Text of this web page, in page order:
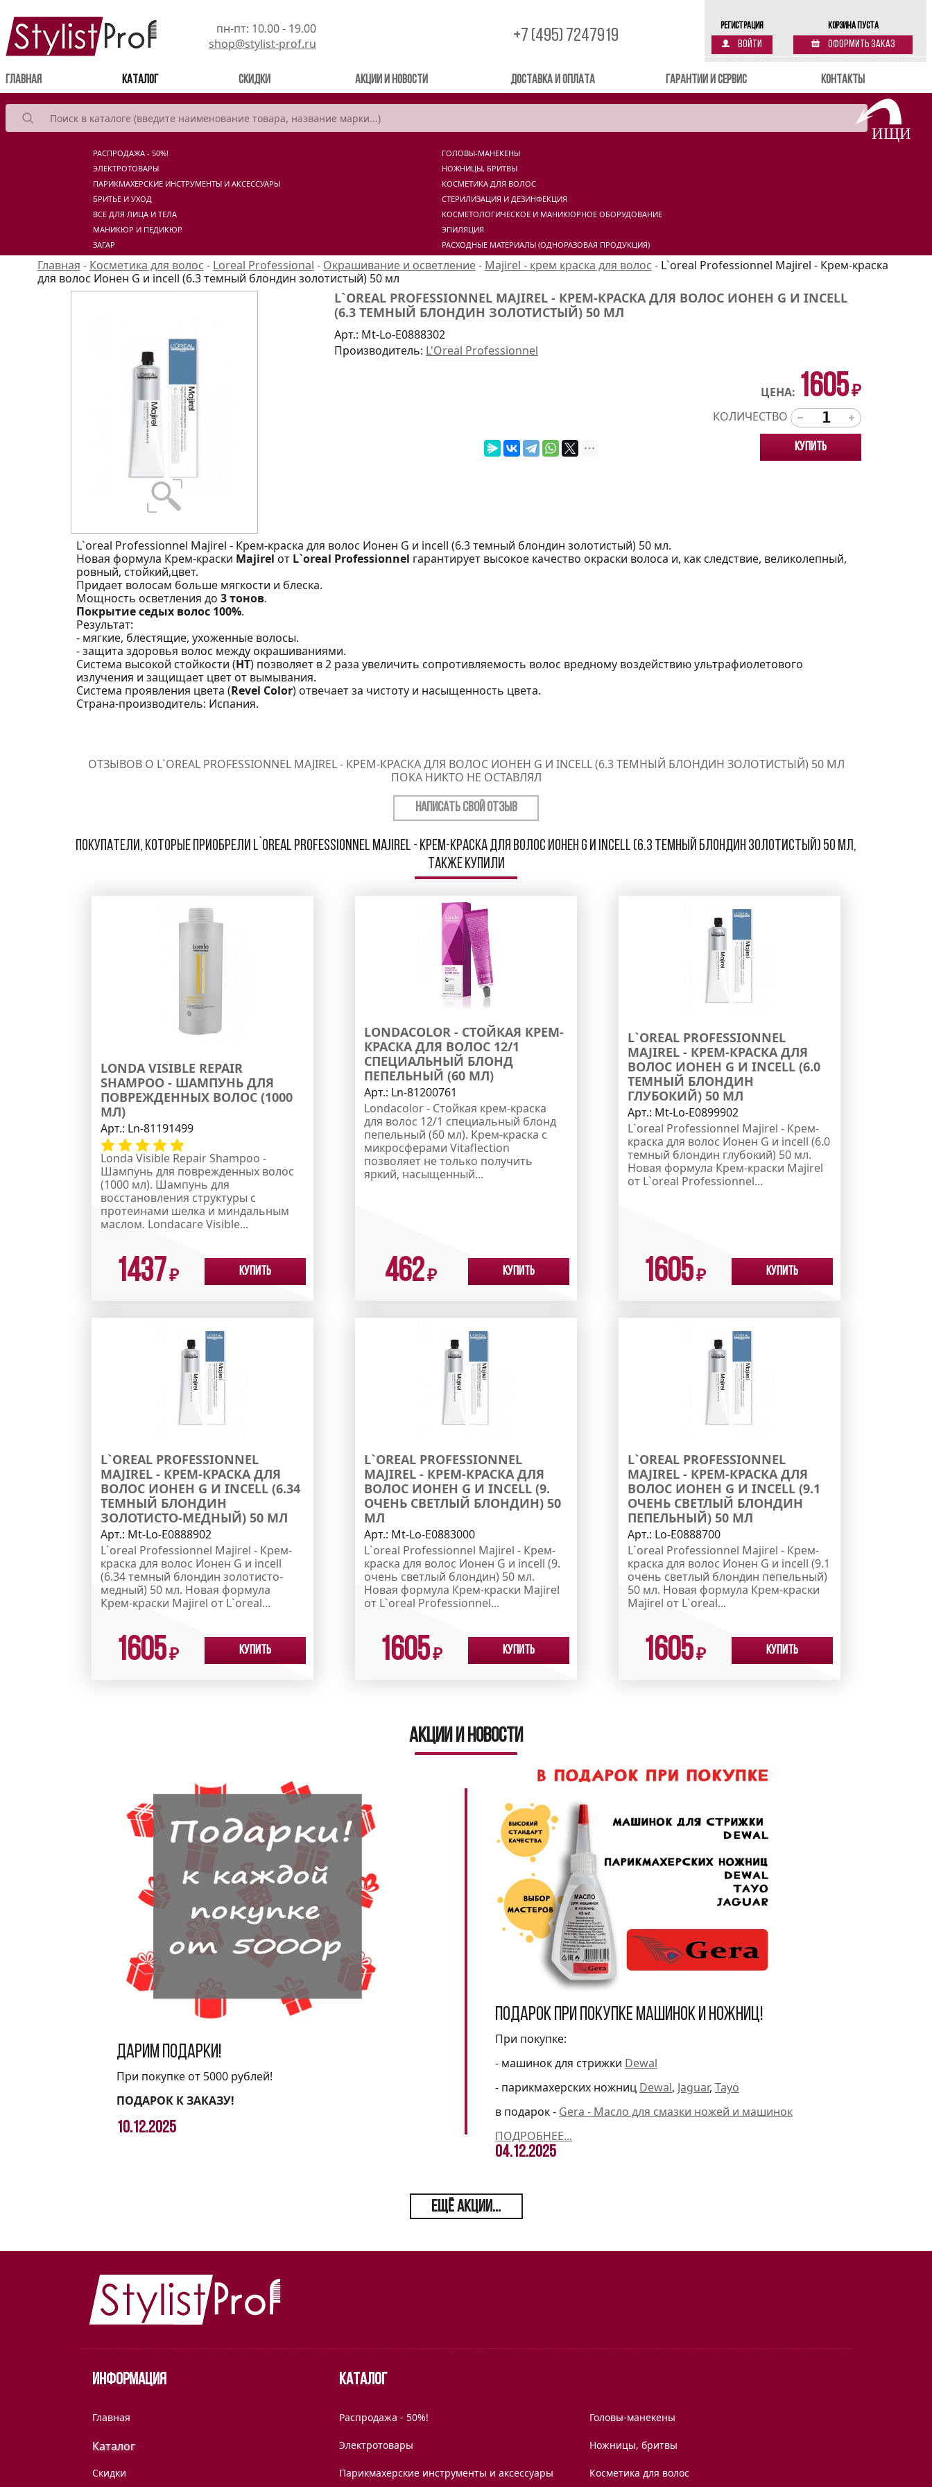
Регистрация
Войти
Корзина пуста
Оформить заказ
пн-пт: 10.00 - 19.00
shop@stylist-prof.ru
+7 (495) 7247919
Главная Каталог Скидки Акции и новости Доставка и оплата Гарантии и сервис Контакты
РАСПРОДАЖА - 50%!
ГОЛОВЫ-МАНЕКЕНЫ
ЭЛЕКТРОТОВАРЫ
НОЖНИЦЫ, БРИТВЫ
ПАРИКМАХЕРСКИЕ ИНСТРУМЕНТЫ И АКСЕССУАРЫ
КОСМЕТИКА ДЛЯ ВОЛОС
БРИТЬЕ И УХОД
СТЕРИЛИЗАЦИЯ И ДЕЗИНФЕКЦИЯ
ВСЕ ДЛЯ ЛИЦА И ТЕЛА
КОСМЕТОЛОГИЧЕСКОЕ И МАНИКЮРНОЕ ОБОРУДОВАНИЕ
МАНИКЮР И ПЕДИКЮР
ЭПИЛЯЦИЯ
ЗАГАР
РАСХОДНЫЕ МАТЕРИАЛЫ (ОДНОРАЗОВАЯ ПРОДУКЦИЯ)
Главная - Косметика для волос - Loreal Professional - Окрашивание и осветление- Majirel - крем краска для волос - L`oreal Professionnel Majirel - Крем-краска
для волос Ионен G и incell (6.3 темный блондин золотистый) 50 мл
L`OREAL PROFESSIONNEL MAJIREL - КРЕМ-КРАСКА ДЛЯ ВОЛОС ИОНЕН G И INCELL
(6.3 ТЕМНЫЙ БЛОНДИН ЗОЛОТИСТЫЙ) 50 МЛ
Арт.: Mt-Lo-E0888302
Производитель: L'Oreal Professionnel
ЦЕНА: 1605₽
КОЛИЧЕСТВО
Купить
L`oreal Professionnel Majirel - Крем-краска для волос Ионен G и incell (6.3 темный блондин золотистый) 50 мл.
Новая формула Крем-краски Majirel от L`oreal Professionnel гарантирует высокое качество окраски волоса и, как следствие, великолепный,
ровный, стойкий,цвет.
Придает волосам больше мягкости и блеска.
Мощность осветления до 3 тонов.
Покрытие седых волос 100%.
Результат:
- мягкие, блестящие, ухоженные волосы.
- защита здоровья волос между окрашиваниями.
Система высокой стойкости (НТ) позволяет в 2 раза увеличить сопротивляемость волос вредному воздействию ультрафиолетового
излучения и защищает цвет от вымывания.
Система проявления цвета (Revel Color) отвечает за чистоту и насыщенность цвета.
Страна-производитель: Испания.
ОТЗЫВОВ О L`OREAL PROFESSIONNEL MAJIREL - КРЕМ-КРАСКА ДЛЯ ВОЛОС ИОНЕН G И INCELL (6.3 ТЕМНЫЙ БЛОНДИН ЗОЛОТИСТЫЙ) 50 МЛ
ПОКА НИКТО НЕ ОСТАВЛЯЛ
НАПИСАТЬ СВОЙ ОТЗЫВ
Покупатели, которые приобрели L`oreal Professionnel Majirel - Крем-краска для волос Ионен G и incell (6.3 темный блондин золотистый) 50 мл,
также купили
LONDA VISIBLE REPAIR
SHAMPOO - ШАМПУНЬ ДЛЯ
ПОВРЕЖДЕННЫХ ВОЛОС (1000
МЛ)
Арт.: Ln-81191499
Londa Visible Repair Shampoo -
Шампунь для поврежденных волос
(1000 мл). Шампунь для
восстановления структуры с
протеинами шелка и миндальным
маслом. Londacare Visible...
1437₽ Купить
LONDACOLOR - СТОЙКАЯ КРЕМ-
КРАСКА ДЛЯ ВОЛОС 12/1
СПЕЦИАЛЬНЫЙ БЛОНД
ПЕПЕЛЬНЫЙ (60 МЛ)
Арт.: Ln-81200761
Londacolor - Стойкая крем-краска
для волос 12/1 специальный блонд
пепельный (60 мл). Крем-краска с
микросферами Vitaflection
позволяет не только получить
яркий, насыщенный...
462₽ Купить
L`OREAL PROFESSIONNEL
MAJIREL - КРЕМ-КРАСКА ДЛЯ
ВОЛОС ИОНЕН G И INCELL (6.0
ТЕМНЫЙ БЛОНДИН
ГЛУБОКИЙ) 50 МЛ
Арт.: Mt-Lo-E0899902
L`oreal Professionnel Majirel - Крем-
краска для волос Ионен G и incell (6.0
темный блондин глубокий) 50 мл.
Новая формула Крем-краски Majirel
от L`oreal Professionnel...
1605₽ Купить
L`OREAL PROFESSIONNEL
MAJIREL - КРЕМ-КРАСКА ДЛЯ
ВОЛОС ИОНЕН G И INCELL (6.34
ТЕМНЫЙ БЛОНДИН
ЗОЛОТИСТО-МЕДНЫЙ) 50 МЛ
Арт.: Mt-Lo-E0888902
L`oreal Professionnel Majirel - Крем-
краска для волос Ионен G и incell
(6.34 темный блондин золотисто-
медный) 50 мл. Новая формула
Крем-краски Majirel от L`oreal...
1605₽ Купить
L`OREAL PROFESSIONNEL
MAJIREL - КРЕМ-КРАСКА ДЛЯ
ВОЛОС ИОНЕН G И INCELL (9.
ОЧЕНЬ СВЕТЛЫЙ БЛОНДИН) 50
МЛ
Арт.: Mt-Lo-E0883000
L`oreal Professionnel Majirel - Крем-
краска для волос Ионен G и incell (9.
очень светлый блондин) 50 мл.
Новая формула Крем-краски Majirel
от L`oreal Professionnel...
1605₽ Купить
L`OREAL PROFESSIONNEL
MAJIREL - КРЕМ-КРАСКА ДЛЯ
ВОЛОС ИОНЕН G И INCELL (9.1
ОЧЕНЬ СВЕТЛЫЙ БЛОНДИН
ПЕПЕЛЬНЫЙ) 50 МЛ
Арт.: Lo-E0888700
L`oreal Professionnel Majirel - Крем-
краска для волос Ионен G и incell (9.1
очень светлый блондин пепельный)
50 мл. Новая формула Крем-краски
Majirel от L`oreal...
1605₽ Купить
Акции и новости
Дарим подарки!
При покупке от 5000 рублей!
ПОДАРОК К ЗАКАЗУ!
10.12.2025
Подарок при покупке машинок и ножниц!
При покупке:
- машинок для стрижки Dewal
- парикмахерских ножниц Dewal, Jaguar, Tayo
в подарок - Gera - Масло для смазки ножей и машинок
ПОДРОБНЕЕ...
04.12.2025
ЕЩЁ АКЦИИ...
Информация Каталог
Главная
Каталог
Скидки
Распродажа - 50%! Головы-манекены
Электротовары Ножницы, бритвы
Парикмахерские инструменты и аксессуары Косметика для волос